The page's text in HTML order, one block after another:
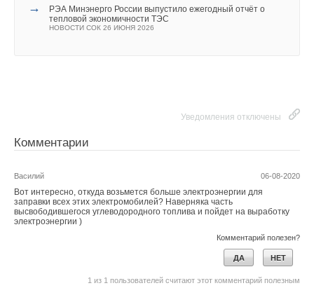
→
РЭА Минэнерго России выпустило ежегодный отчёт о
тепловой экономичности ТЭС
НОВОСТИ СОК 26 ИЮНЯ 2026
Уведомления отключены
Комментарии
06-08-2020
Василий
Вот интересно, откуда возьмется больше электроэнергии для
заправки всех этих электромобилей? Наверняка часть
высвободившегося углеводородного топлива и пойдет на выработку
электроэнергии )
Комментарий полезен?
ДА НЕТ
1 из 1 пользователей считают этот комментарий полезным